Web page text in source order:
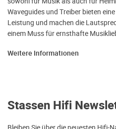
Waveguides und Treiber bieten
Leistung und machen die
einem Muss für ernsthafte
Weitere Informationen
Stassen Hifi